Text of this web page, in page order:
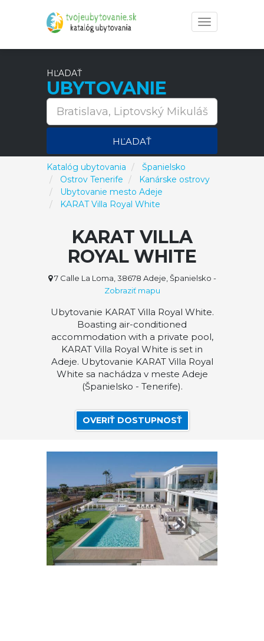
Toggle
navigation
HĽADAŤ
UBYTOVANIE
HĽADAŤ
Katalóg ubytovania
Španielsko
Ostrov Tenerife
Kanárske ostrovy
Ubytovanie mesto Adeje
KARAT Villa Royal White
KARAT VILLA
ROYAL WHITE
7 Calle La Loma, 38678 Adeje, Španielsko -
Zobraziť mapu
Ubytovanie KARAT Villa Royal White.
Boasting air-conditioned
accommodation with a private pool,
KARAT Villa Royal White is set in
Adeje. Ubytovanie KARAT Villa Royal
White sa nachádza v meste Adeje
(Španielsko - Tenerife).
OVERIŤ DOSTUPNOSŤ